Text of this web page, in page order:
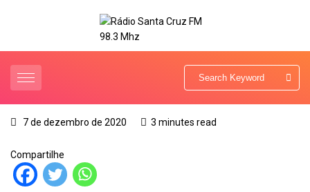
7 de dezembro de 2020 3 minutes read
Compartilhe